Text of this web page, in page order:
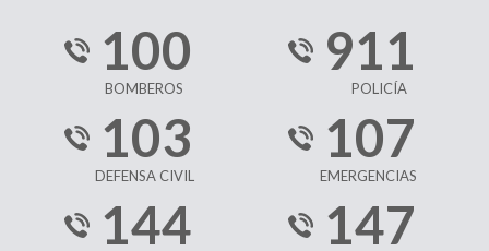
100
BOMBEROS
911
POLICÍA
103
DEFENSA CIVIL
107
EMERGENCIAS
144 147